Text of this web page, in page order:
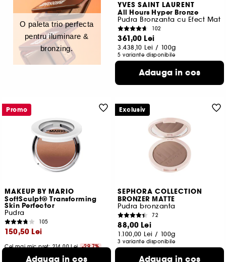
O paleta trio perfecta
pentru iluminare &
bronzing.
YVES SAINT LAURENT
All Hours Hyper Bronze
Pudra Bronzanta cu Efect Mat
102
361,00 Lei
3.438,10 Lei / 100g
5 variante disponibile
Adauga in cos
MAKEUP BY MARIO
SoftSculpt® Transforming
Skin Perfector
Pudra
105
150,50 Lei
Cel mai mic pret: 214,00 Lei -29.7%
1.710,23 LeiAdauga in cos
Promo
SEPHORA COLLECTION
BRONZER MATTE
Pudra bronzanta
72
88,00 Lei
1.100,00 Lei / 100g
3 variante disponibile
Adauga in cos
Exclusiv